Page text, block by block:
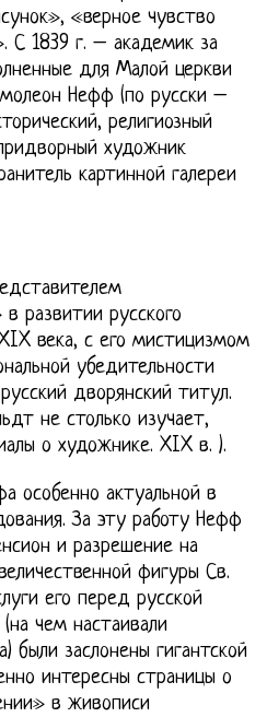
«верное чувство
С 1839 г. – академик за
для Малой церкви
Нефф (по русски –
религиозный
художник
картинной галереи
развитии русского
века, с его мистицизмом
убедительности
дворянский титул.
не столько изучает,
о художнике. XIX в. ).
особенно актуальной в
За эту работу Нефф
и разрешение на
фигуры Св.
его перед русской
чем настаивали
были заслонены гигантской
интересны страницы о
в живописи